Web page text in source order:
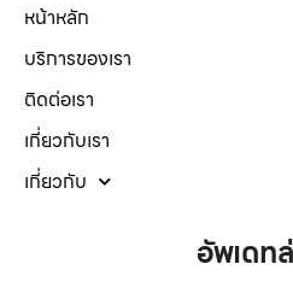
หน้าหลัก
บริการของเรา
ติดต่อเรา
เกี่ยวกับเรา
เกี่ยวกับ
อัพเดท